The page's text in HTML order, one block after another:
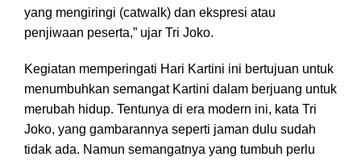
yang mengiringi (catwalk) dan ekspresi atau
penjiwaan peserta,” ujar Tri Joko.
Kegiatan memperingati Hari Kartini ini bertujuan untuk
menumbuhkan semangat Kartini dalam berjuang untuk
merubah hidup. Tentunya di era modern ini, kata Tri
Joko, yang gambarannya seperti jaman dulu sudah
tidak ada. Namun semangatnya yang tumbuh perlu